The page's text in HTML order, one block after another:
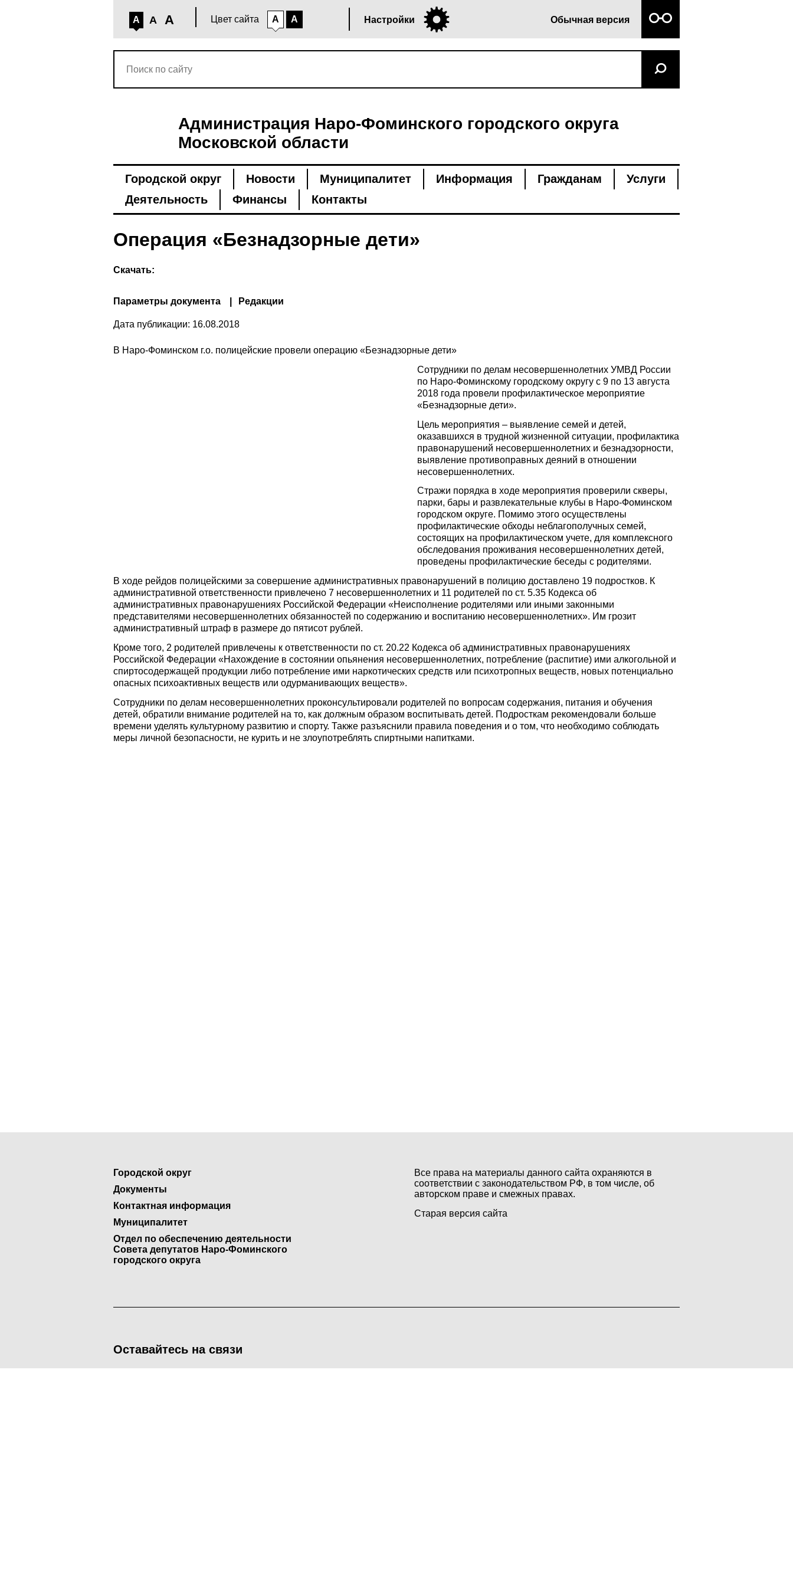
A A A Цвет сайта A A Настройки Обычная версия
Администрация Наро-Фоминского городского округа
Московской области
Городской округ Новости Муниципалитет Информация Гражданам
Услуги
Деятельность
Финансы Контакты
Операция «Безнадзорные дети»
Скачать:
Параметры документа Редакции
Дата публикации: 16.08.2018
В Наро-Фоминском г.о. полицейские провели операцию «Безнадзорные дети»
Сотрудники по делам несовершеннолетних УМВД России
по Наро-Фоминскому городскому округу с 9 по 13 августа
2018 года провели профилактическое мероприятие
«Безнадзорные дети».
Цель мероприятия – выявление семей и детей,
оказавшихся в трудной жизненной ситуации, профилактика
правонарушений несовершеннолетних и безнадзорности,
выявление противоправных деяний в отношении
несовершеннолетних.
Стражи порядка в ходе мероприятия проверили скверы,
парки, бары и развлекательные клубы в Наро-Фоминском
городском округе. Помимо этого осуществлены
профилактические обходы неблагополучных семей,
состоящих на профилактическом учете, для комплексного
обследования проживания несовершеннолетних детей,
проведены профилактические беседы с родителями.
В ходе рейдов полицейскими за совершение административных правонарушений в полицию доставлено 19 подростков. К
административной ответственности привлечено 7 несовершеннолетних и 11 родителей по ст. 5.35 Кодекса об
административных правонарушениях Российской Федерации «Неисполнение родителями или иными законными
представителями несовершеннолетних обязанностей по содержанию и воспитанию несовершеннолетних». Им грозит
административный штраф в размере до пятисот рублей.
Кроме того, 2 родителей привлечены к ответственности по ст. 20.22 Кодекса об административных правонарушениях
Российской Федерации «Нахождение в состоянии опьянения несовершеннолетних, потребление (распитие) ими алкогольной и
спиртосодержащей продукции либо потребление ими наркотических средств или психотропных веществ, новых потенциально
опасных психоактивных веществ или одурманивающих веществ».
Сотрудники по делам несовершеннолетних проконсультировали родителей по вопросам содержания, питания и обучения
детей, обратили внимание родителей на то, как должным образом воспитывать детей. Подросткам рекомендовали больше
времени уделять культурному развитию и спорту. Также разъяснили правила поведения и о том, что необходимо соблюдать
меры личной безопасности, не курить и не злоупотреблять спиртными напитками.
Городской округ
Документы
Контактная информация
Муниципалитет
Отдел по обеспечению деятельности
Совета депутатов Наро-Фоминского
городского округа
Все права на материалы данного сайта охраняются в
соответствии с законодательством РФ, в том числе, об
авторском праве и смежных правах.
Старая версия сайта
Оставайтесь на связи